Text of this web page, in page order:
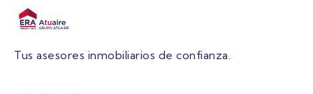
Tus asesores inmobiliarios de confianza.